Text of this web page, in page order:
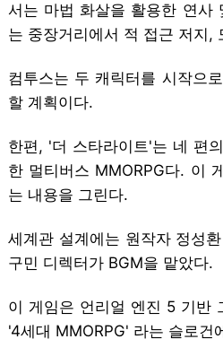
서는 마법 화살을 활용한 연사
는 중장거리에서 적 접근 저지,
컴투스는 두 캐릭터를 시작으
할 계획이다.
한편, '더 스타라이트'는 네 편
한 멀티버스 MMORPG다. 이
는 내용을 그린다.
세계관 설계에는 원작자 정성
구민 디렉터가 BGM을 맡았다.
이 게임은 언리얼 엔진 5 기반
'4세대 MMORPG' 라는 슬로건